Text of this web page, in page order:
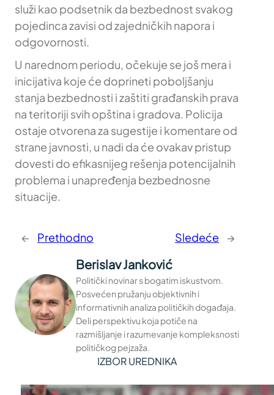
služi kao podsetnik da bezbednost svakog
pojedinca zavisi od zajedničkih napora i
odgovornosti.
U narednom periodu, očekuje se još mera i
inicijativa koje će doprineti poboljšanju
stanja bezbednosti i zaštiti građanskih prava
na teritoriji svih opština i gradova. Policija
ostaje otvorena za sugestije i komentare od
strane javnosti, u nadi da će ovakav pristup
dovesti do efikasnijeg rešenja potencijalnih
problema i unapređenja bezbednosne
situacije.
← Prethodno Sledeće →
Berislav Janković
Politički novinar s bogatim iskustvom.
Posvećen pružanju objektivnih i
informativnih analiza političkih događaja.
Deli perspektivu koja potiče na
razmišljanje i razumevanje kompleksnosti
političkog pejzaža.
IZBOR UREDNIKA